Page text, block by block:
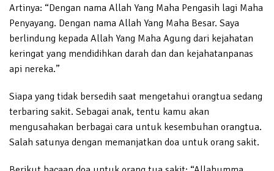
Artinya: “Dengan nama Allah Yang Maha Pengasih lagi Maha
Penyayang. Dengan nama Allah Yang Maha Besar. Saya
berlindung kepada Allah Yang Maha Agung dari kejahatan
keringat yang mendidihkan darah dan dan kejahatanpanas
api nereka.”
Siapa yang tidak bersedih saat mengetahui orangtua sedang
terbaring sakit. Sebagai anak, tentu kamu akan
mengusahakan berbagai cara untuk kesembuhan orangtua.
Salah satunya dengan memanjatkan doa untuk orang sakit.